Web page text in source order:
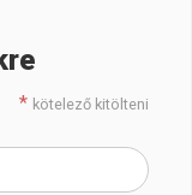
* kötelező kitölteni